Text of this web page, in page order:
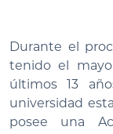
Durante el
tenido el
últimos 13
universidad
posee una